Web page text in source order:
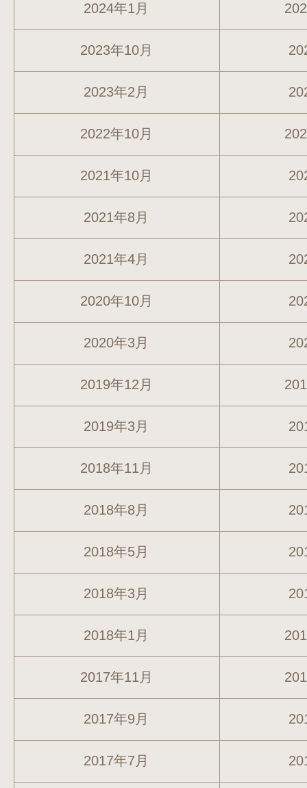
2024年1月
2023年10月
2023年2月
2022年10月
2021年10月
2021年8月
2021年4月
2020年10月
2020年3月
2019年12月
2019年3月
2018年11月
2018年8月
2018年5月
2018年3月
2018年1月
2017年11月
2017年9月
2017年7月